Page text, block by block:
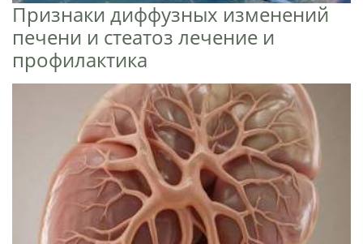
Признаки диффузных изменений
печени и стеатоз лечение и
профилактика